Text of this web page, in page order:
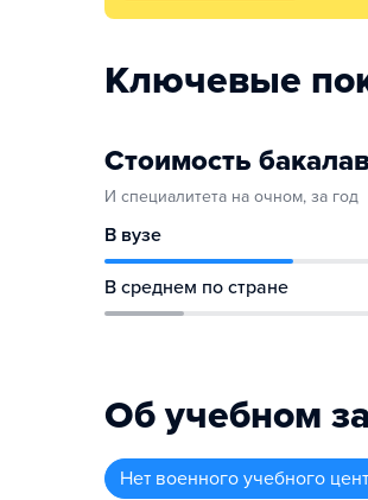
Ключевые
Стоимость
И специалитета на очном, за год
В вузе
В среднем по стране
Об учебном
Нет военного учебного